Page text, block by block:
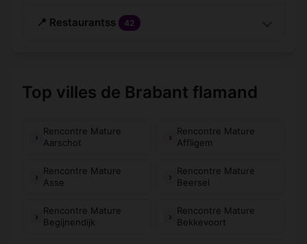
📍 Restaurantss 42
Top villes de Brabant flamand
Rencontre Mature
Aarschot
Rencontre Mature
Affligem
Rencontre Mature
Asse
Rencontre Mature
Beersel
Rencontre Mature
Begijnendijk
Rencontre Mature
Bekkevoort